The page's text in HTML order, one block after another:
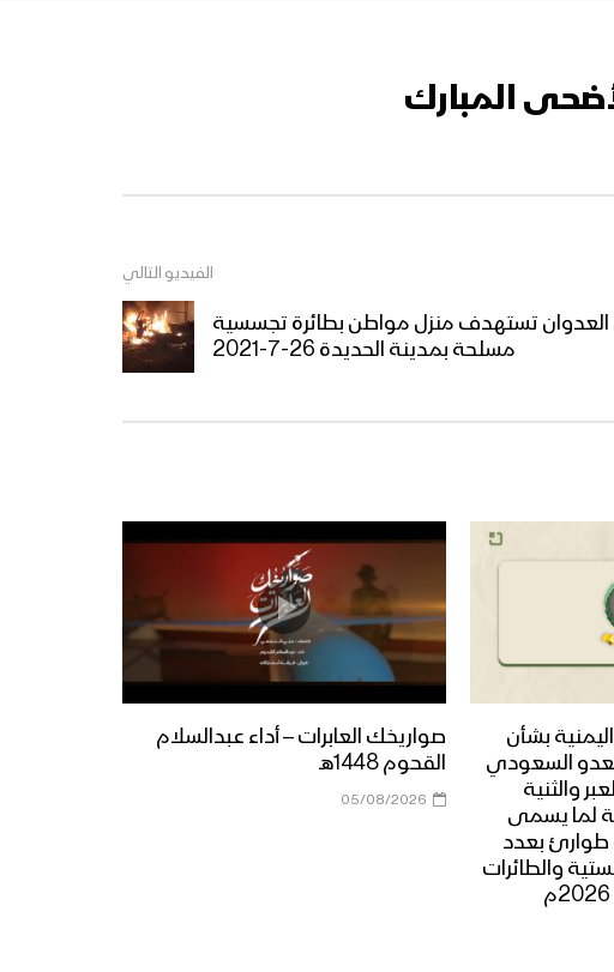
المبارك
الفيديو التالي
العدوان تستهدف منزل مواطن بطائرة تجسسية
مسلحة بمدينة الحديدة 26-7-2021
بشأن
السعودي
والثنية
لما يسمى
طوارئ بعدد
والطائرات
صواريخك العابرات – أداء عبدالسلام
القحوم 1448هـ
05/08/2026